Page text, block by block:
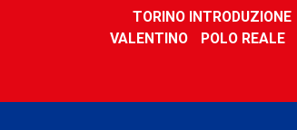
TORINO INTRODUZIONE
VALENTINO
POLO REALE